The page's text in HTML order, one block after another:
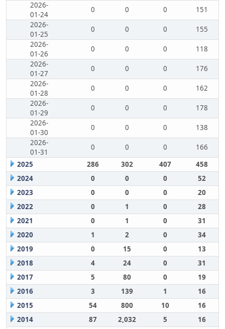
2026-
01-24
0 0 0
151
2026-
01-25
0 0 0
155
2026-
01-26
0 0 0
118
2026-
01-27
0 0 0
176
2026-
01-28
0 0 0
162
2026-
01-29
0 0 0
178
2026-
01-30
0 0 0
138
2026-
01-31
0 0 0
166
2025
286 302 407
458
2024
0 0 0
52
2023
0 0 0
20
2022
0 1 0
28
2021
0 1 0
31
2020
1 2 0
34
2019
0 15 0
13
2018
4 24 0
31
2017
5 80 0
19
2016
3 139 1
16
2015
54 800 10
16
2014
87 2,032 5 16